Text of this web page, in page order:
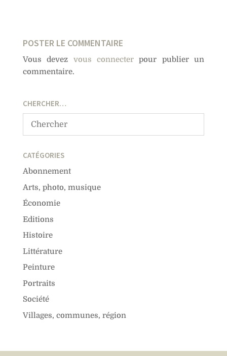
POSTER LE COMMENTAIRE
Vous devez vous connecter pour publier un
commentaire.
CHERCHER…
CATÉGORIES
Abonnement
Arts, photo, musique
Économie
Editions
Histoire
Littérature
Peinture
Portraits
Société
Villages, communes, région